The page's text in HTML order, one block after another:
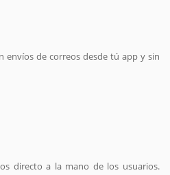
envíos de correos desde tú app y sin
directo a la mano de los usuarios.